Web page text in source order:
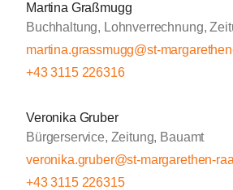
Martina Graßmugg
Buchhaltung, Lohnverrechnung,
martina.grassmugg@st-
+43 3115 226316
Veronika Gruber
Bürgerservice, Zeitung, Bauamt
veronika.gruber@st-margarethen-
+43 3115 226315